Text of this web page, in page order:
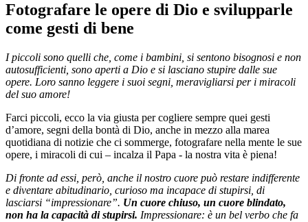
Fotografare le opere di Dio e svilupparle
come gesti di bene
I piccoli sono quelli che, come i bambini, si sentono bisognosi e non
autosufficienti, sono aperti a Dio e si lasciano stupire dalle sue
opere. Loro sanno leggere i suoi segni, meravigliarsi per i miracoli
del suo amore!
Farci piccoli, ecco la via giusta per cogliere sempre quei gesti
d’amore, segni della bontà di Dio, anche in mezzo alla marea
quotidiana di notizie che ci sommerge, fotografare nella mente le sue
opere, i miracoli di cui – incalza il Papa - la nostra vita è piena!
Di fronte ad essi, però, anche il nostro cuore può restare indifferente
e diventare abitudinario, curioso ma incapace di stupirsi, di
lasciarsi “impressionare”. Un cuore chiuso, un cuore blindato,
non ha la capacità di stupirsi. Impressionare: è un bel verbo che fa